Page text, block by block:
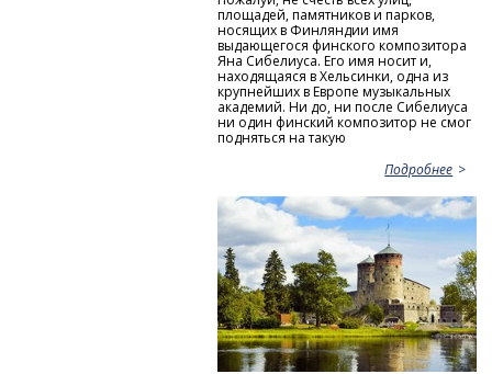
площадей, памятников и парков,
носящих в Финляндии имя
выдающегося финского композитора
Яна Сибелиуса. Его имя носит и,
находящаяся в Хельсинки, одна из
крупнейших в Европе музыкальных
академий. Ни до, ни после Сибелиуса
ни один финский композитор не смог
подняться на такую
Подробнее